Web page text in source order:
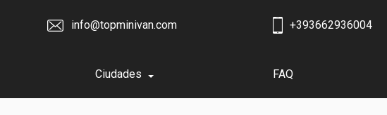
info@topminivan.com +393662936004
Ciudades FAQ